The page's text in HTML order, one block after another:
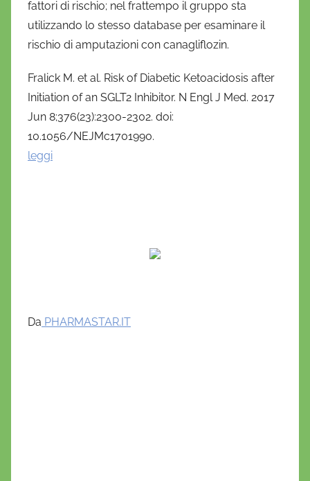
fattori di rischio; nel frattempo il gruppo sta
utilizzando lo stesso database per esaminare il
rischio di amputazioni con canagliflozin.
Fralick M. et al. Risk of Diabetic Ketoacidosis after
Initiation of an SGLT2 Inhibitor. N Engl J Med. 2017
Jun 8;376(23):2300-2302. doi:
10.1056/NEJMc1701990.
leggi
Da PHARMASTAR.IT